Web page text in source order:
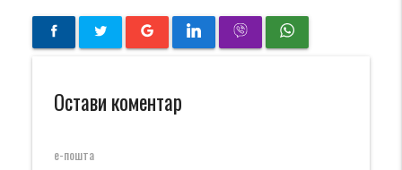
Остави коментар
е-пошта